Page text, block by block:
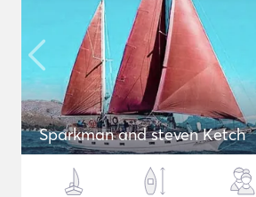
Sparkman and steven Ketch